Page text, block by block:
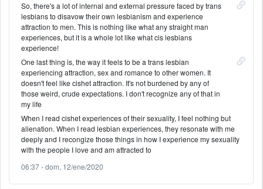
So, there's a lot of internal and external pressure faced by trans
lesbians to disavow their own lesbianism and experience
attraction to men. This is nothing like what any straight man
experiences, but it is a whole lot like what cis lesbians
experience!
One last thing is, the way it feels to be a trans lesbian
experiencing attraction, sex and romance to other women. It
doesn't feel like cishet attraction. It's not burdened by any of
those weird, crude expectations. I don't recognize any of that in
my life
When I read cishet experiences of their sexuality, I feel nothing but
alienation. When I read lesbian experiences, they resonate with me
deeply and I recongize those things in how I experience my sexuality
with the people I love and am attracted to
06:37 - dom, 12/ene/2020